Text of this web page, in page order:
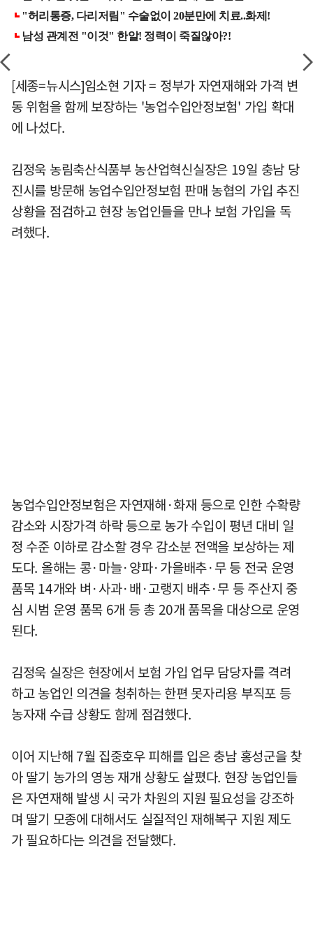
[세종=뉴시스]임소현 기자 = 정부가 자연재해와 가격 변
동 위험을 함께 보장하는 '농업수입안정보험' 가입 확대
에 나섰다.
김정욱 농림축산식품부 농산업혁신실장은 19일 충남 당
진시를 방문해 농업수입안정보험 판매 농협의 가입 추진
상황을 점검하고 현장 농업인들을 만나 보험 가입을 독
려했다.
농업수입안정보험은 자연재해·화재 등으로 인한 수확량
감소와 시장가격 하락 등으로 농가 수입이 평년 대비 일
정 수준 이하로 감소할 경우 감소분 전액을 보상하는 제
도다. 올해는 콩·마늘·양파·가을배추·무 등 전국 운영
품목 14개와 벼·사과·배·고랭지 배추·무 등 주산지 중
심 시범 운영 품목 6개 등 총 20개 품목을 대상으로 운영
된다.
김정욱 실장은 현장에서 보험 가입 업무 담당자를 격려
하고 농업인 의견을 청취하는 한편 못자리용 부직포 등
농자재 수급 상황도 함께 점검했다.
이어 지난해 7월 집중호우 피해를 입은 충남 홍성군을 찾
아 딸기 농가의 영농 재개 상황도 살폈다. 현장 농업인들
은 자연재해 발생 시 국가 차원의 지원 필요성을 강조하
며 딸기 모종에 대해서도 실질적인 재해복구 지원 제도
가 필요하다는 의견을 전달했다.